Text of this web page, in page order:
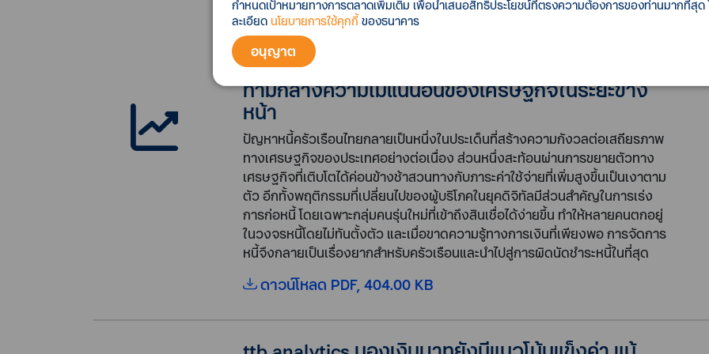
ข้อมูลเครดิตบูโร (NCB) ชี้ “พฤติกรรมการก่อหนี้”
สัญญาณเตือนความเสี่ยงหนี้เสียที่ไม่ควรมองข้าม
แนะลูกหนี้ใช้สินเชื่ออย่างรอบคอบและระมัดระวัง
ท่ามกลางความไม่แน่นอนของเศรษฐกิจในระยะข้าง
หน้า
ปัญหาหนี้ครัวเรือนไทยกลายเป็นหนึ่งในประเด็นที่สร้างความกังวลต่อเสถียรภาพ
ทางเศรษฐกิจของประเทศอย่างต่อเนื่อง ส่วนหนึ่งสะท้อนผ่านการขยายตัวทาง
เศรษฐกิจที่เติบโตได้ค่อนข้างช้าสวนทางกับภาระค่าใช้จ่ายที่เพิ่มสูงขึ้นเป็นเงาตาม
ตัว อีกทั้งพฤติกรรมที่เปลี่ยนไปของผู้บริโภคในยุคดิจิทัลมีส่วนสำคัญในการเร่ง
การก่อหนี้ โดยเฉพาะกลุ่มคนรุ่นใหม่ที่เข้าถึงสินเชื่อได้ง่ายขึ้น ทำให้หลายคนตกอยู่
ในวงจรหนี้โดยไม่ทันตั้งตัว และเมื่อขาดความรู้ทางการเงินที่เพียงพอ การจัดการ
หนี้จึงกลายเป็นเรื่องยากสำหรับครัวเรือนและนำไปสู่การผิดนัดชำระหนี้ในที่สุด
ดาวน์โหลด PDF, 404.00 KB
กำหนดเป้าหมายทางการตลาดเพิ่มเติม เพื่อนำเสนอสิทธิประโยชน์ที่ตรงความต้องการของท่านมากที่สุด
ละเอียด นโยบายการใช้คุกกี้ ของธนาคาร
อนุญาต